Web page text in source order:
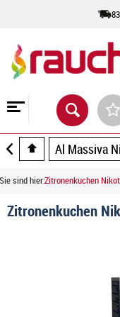
Al Massiva
Sie sind hier:Zitronenkuchen
Zitronenkuchen